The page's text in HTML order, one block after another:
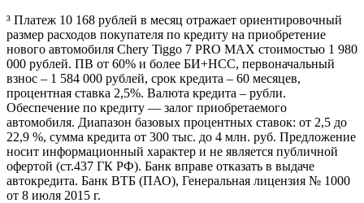
³ Платеж 10 168 рублей в месяц отражает ориентировочный
размер расходов покупателя по кредиту на приобретение
нового автомобиля Chery Tiggo 7 PRO MAX стоимостью 1 980
000 рублей. ПВ от 60% и более БИ+НСС, первоначальный
взнос – 1 584 000 рублей, срок кредита – 60 месяцев,
процентная ставка 2,5%. Валюта кредита – рубли.
Обеспечение по кредиту — залог приобретаемого
автомобиля. Диапазон базовых процентных ставок: от 2,5 до
22,9 %, сумма кредита от 300 тыс. до 4 млн. руб. Предложение
носит информационный характер и не является публичной
офертой (ст.437 ГК РФ). Банк вправе отказать в выдаче
автокредита. Банк ВТБ (ПАО), Генеральная лицензия № 1000
от 8 июля 2015 г.